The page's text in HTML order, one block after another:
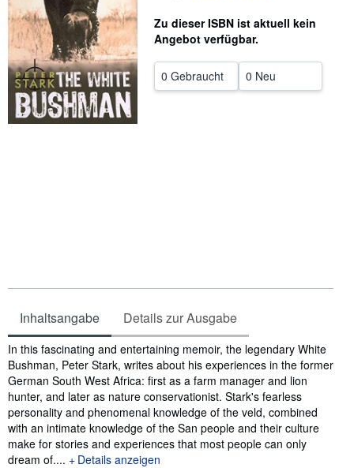
Hilfe
SCHLIESSEN
Zu dieser ISBN ist aktuell kein
Angebot verfügbar.
0 Gebraucht 0 Neu
Inhaltsangabe Details zur Ausgabe
Inhaltsangabe
In this fascinating and entertaining memoir, the legendary White
Bushman, Peter Stark, writes about his experiences in the former
German South West Africa: first as a farm manager and lion
hunter, and later as nature conservationist. Stark's fearless
personality and phenomenal knowledge of the veld, combined
with an intimate knowledge of the San people and their culture
make for stories and experiences that most people can only
dream of....
Details anzeigen